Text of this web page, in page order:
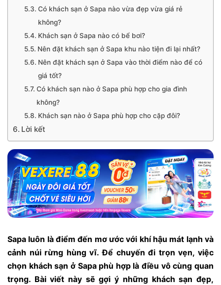
Có khách sạn ở Sapa nào vừa đẹp vừa giá rẻ
không?
Khách sạn ở Sapa nào có bể bơi?
Nên đặt khách sạn ở Sapa khu nào tiện đi lại nhất?
Nên đặt khách sạn ở Sapa vào thời điểm nào để có
giá tốt?
Có khách sạn nào ở Sapa phù hợp cho gia đình
không?
Khách sạn nào ở Sapa phù hợp cho cặp đôi?
Lời kết
Sapa luôn là điểm đến mơ ước với khí hậu mát lạnh và
cảnh núi rừng hùng vĩ. Để chuyến đi trọn vẹn, việc
chọn khách sạn ở Sapa phù hợp là điều vô cùng quan
trọng. Bài viết này sẽ gợi ý những khách sạn đẹp,